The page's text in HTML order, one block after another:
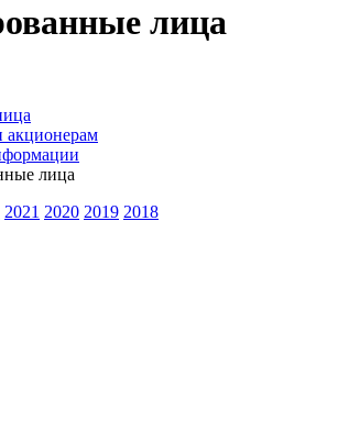
лица
акционерам
лица
2021 2020 2019 2018